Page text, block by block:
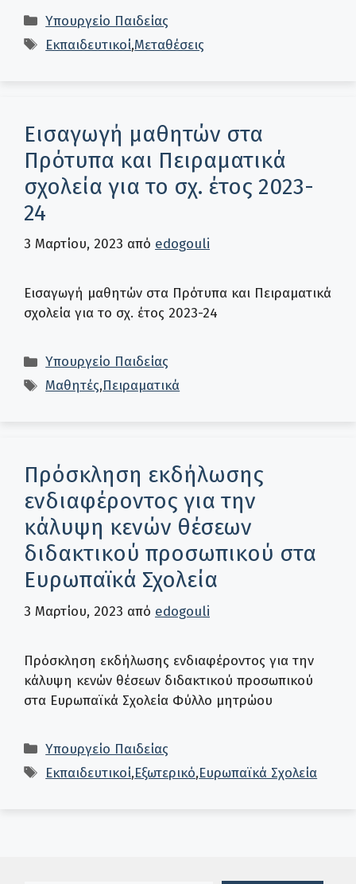
Κατηγορίες
Υπουργείο Παιδείας
Ετικέτες
Εκπαιδευτικοί,Μεταθέσεις
Εισαγωγή μαθητών στα
Πρότυπα και Πειραματικά
σχολεία για το σχ. έτος 2023-
24
3 Μαρτίου, 2023 από edogouli
Εισαγωγή μαθητών στα Πρότυπα και Πειραματικά
σχολεία για το σχ. έτος 2023-24
Κατηγορίες
Υπουργείο Παιδείας
Ετικέτες
Μαθητές,Πειραματικά
Πρόσκληση εκδήλωσης
ενδιαφέροντος για την
κάλυψη κενών θέσεων
διδακτικού προσωπικού στα
Ευρωπαϊκά Σχολεία
3 Μαρτίου, 2023 από edogouli
Πρόσκληση εκδήλωσης ενδιαφέροντος για την
κάλυψη κενών θέσεων διδακτικού προσωπικού
στα Ευρωπαϊκά Σχολεία Φύλλο μητρώου
Κατηγορίες
Υπουργείο Παιδείας
Ετικέτες
Εκπαιδευτικοί,Εξωτερικό,Ευρωπαϊκά Σχολεία